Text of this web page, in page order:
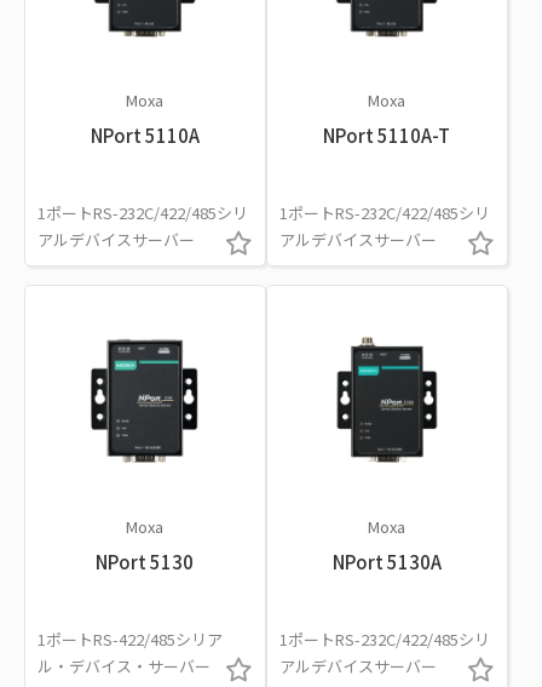
Moxa
NPort 5110A
1ポートRS-232C/422/485シリ
アルデバイスサーバー
Moxa
NPort 5110A-T
1ポートRS-232C/422/485シリ
アルデバイスサーバー
Moxa
NPort 5130
1ポートRS-422/485シリア
ル・デバイス・サーバー
Moxa
NPort 5130A
1ポートRS-232C/422/485シリ
アルデバイスサーバー